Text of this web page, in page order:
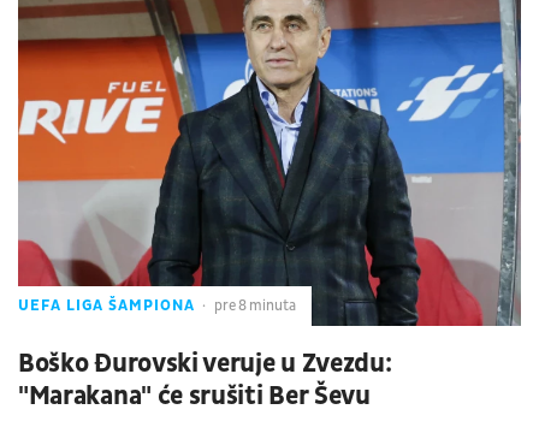
UEFA LIGA ŠAMPIONA pre 8 minuta
Boško Đurovski veruje u Zvezdu:
"Marakana" će srušiti Ber Ševu